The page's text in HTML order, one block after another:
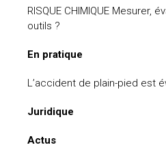
RISQUE CHIMIQUE Mesurer,
outils ?
En pratique
L’accident de plain-pied est
Juridique
Actus